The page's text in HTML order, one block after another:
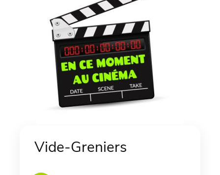
Vide-Greniers